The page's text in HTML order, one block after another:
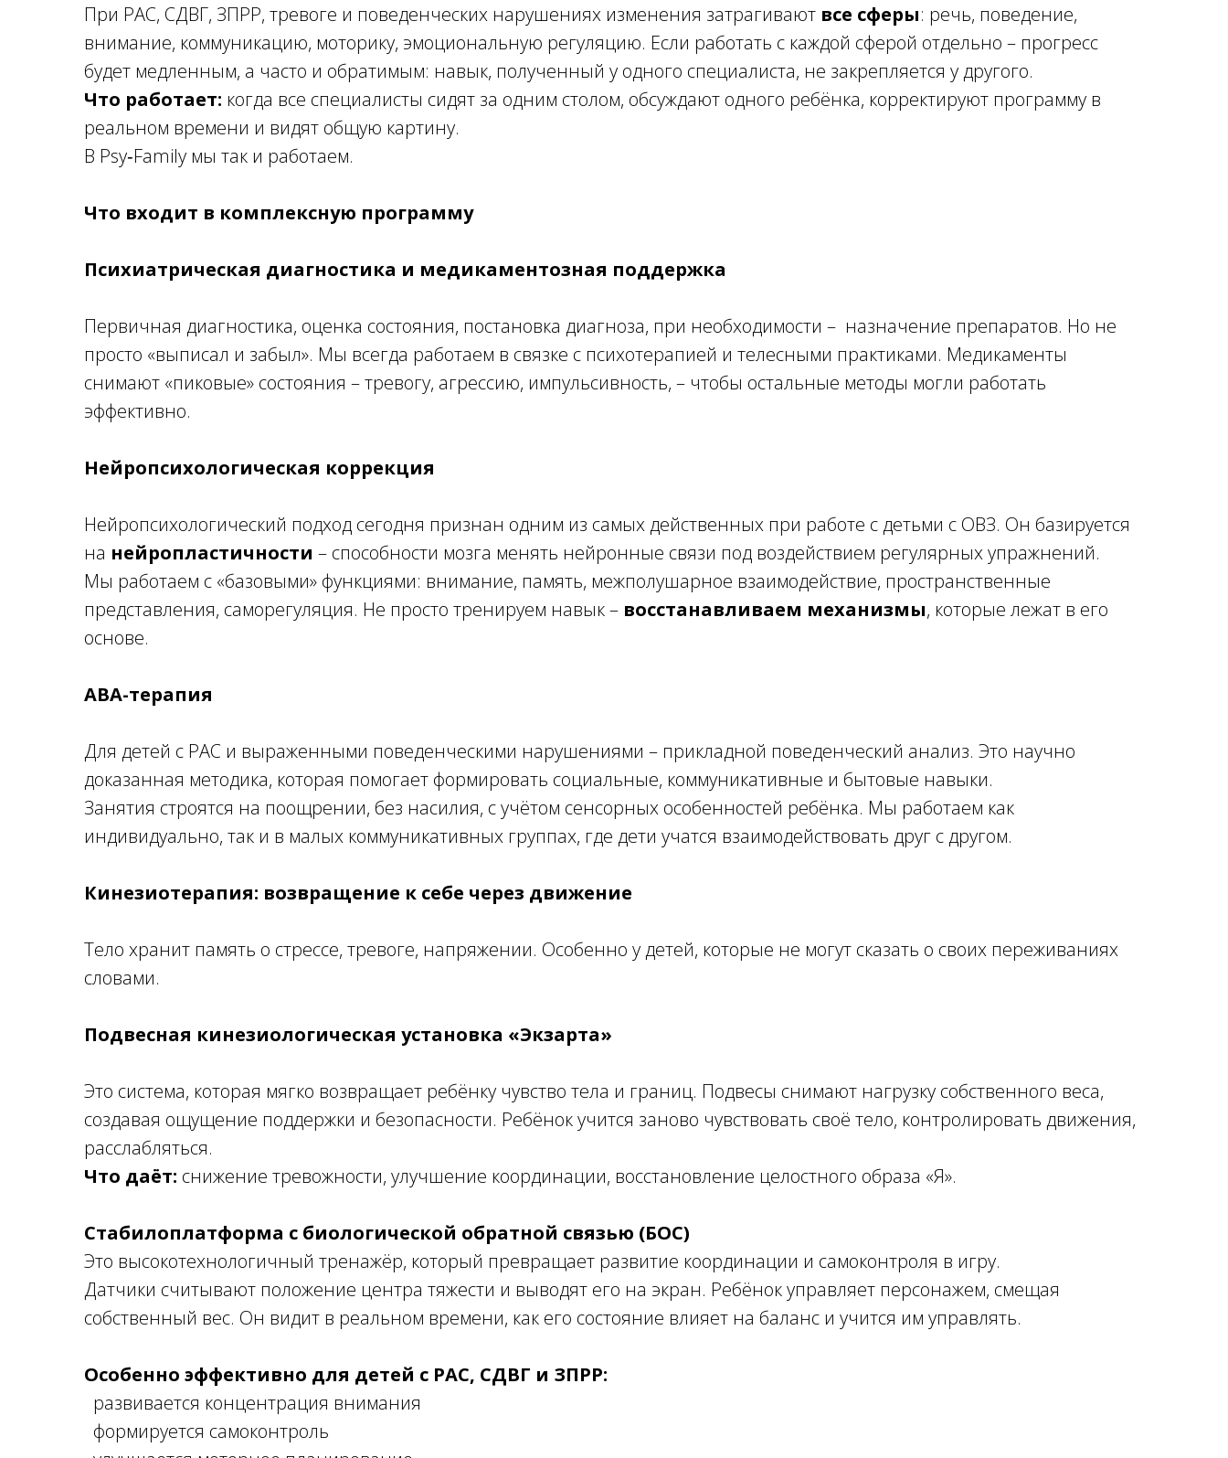
При РАС, СДВГ, ЗПРР, тревоге и поведенческих нарушениях изменения затрагивают все сферы: речь, поведение,
внимание, коммуникацию, моторику, эмоциональную регуляцию. Если работать с каждой сферой отдельно – прогресс
будет медленным, а часто и обратимым: навык, полученный у одного специалиста, не закрепляется у другого.
Что работает: когда все специалисты сидят за одним столом, обсуждают одного ребёнка, корректируют программу в
реальном времени и видят общую картину.
В Psy‑Family мы так и работаем.
Что входит в комплексную программу
Психиатрическая диагностика и медикаментозная поддержка
Первичная диагностика, оценка состояния, постановка диагноза, при необходимости – назначение препаратов. Но не
просто «выписал и забыл». Мы всегда работаем в связке с психотерапией и телесными практиками. Медикаменты
снимают «пиковые» состояния – тревогу, агрессию, импульсивность, – чтобы остальные методы могли работать
эффективно.
Нейропсихологическая коррекция
Нейропсихологический подход сегодня признан одним из самых действенных при работе с детьми с ОВЗ. Он базируется
на нейропластичности – способности мозга менять нейронные связи под воздействием регулярных упражнений.
Мы работаем с «базовыми» функциями: внимание, память, межполушарное взаимодействие, пространственные
представления, саморегуляция. Не просто тренируем навык – восстанавливаем механизмы, которые лежат в его
основе.
АВА-терапия
Для детей с РАС и выраженными поведенческими нарушениями – прикладной поведенческий анализ. Это научно
доказанная методика, которая помогает формировать социальные, коммуникативные и бытовые навыки.
Занятия строятся на поощрении, без насилия, с учётом сенсорных особенностей ребёнка. Мы работаем как
индивидуально, так и в малых коммуникативных группах, где дети учатся взаимодействовать друг с другом.
Кинезиотерапия: возвращение к себе через движение
Тело хранит память о стрессе, тревоге, напряжении. Особенно у детей, которые не могут сказать о своих переживаниях
словами.
Подвесная кинезиологическая установка «Экзарта»
Это система, которая мягко возвращает ребёнку чувство тела и границ. Подвесы снимают нагрузку собственного веса,
создавая ощущение поддержки и безопасности. Ребёнок учится заново чувствовать своё тело, контролировать движения,
расслабляться.
Что даёт: снижение тревожности, улучшение координации, восстановление целостного образа «Я».
Стабилоплатформа с биологической обратной связью (БОС)
Это высокотехнологичный тренажёр, который превращает развитие координации и самоконтроля в игру.
Датчики считывают положение центра тяжести и выводят его на экран. Ребёнок управляет персонажем, смещая
собственный вес. Он видит в реальном времени, как его состояние влияет на баланс и учится им управлять.
Особенно эффективно для детей с РАС, СДВГ и ЗПРР:
развивается концентрация внимания
формируется самоконтроль